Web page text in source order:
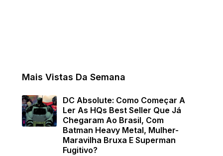
Mais Vistas Da Semana
DC Absolute: Como Começar A
Ler As HQs Best Seller Que Já
Chegaram Ao Brasil, Com
Batman Heavy Metal, Mulher-
Maravilha Bruxa E Superman
Fugitivo?